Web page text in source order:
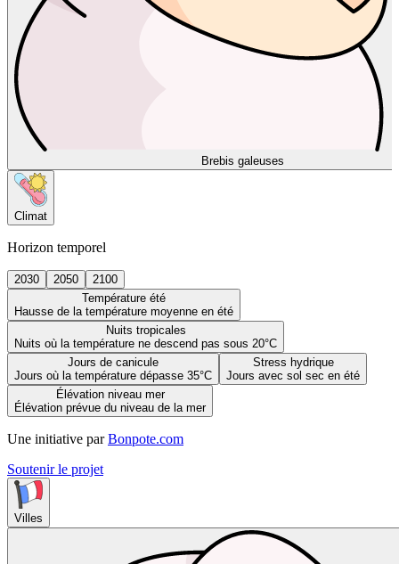
Brebis galeuses
Climat
Horizon temporel
2030 2050
2100
Température été
Hausse de la température moyenne en été
Nuits tropicales
Nuits où la température ne descend pas sous 20°C
Jours de canicule
Jours où la température dépasse 35°C
Stress hydrique
Jours avec sol sec en été
Élévation niveau mer
Élévation prévue du niveau de la mer
Une initiative par Bonpote.com
Soutenir le projet
Villes